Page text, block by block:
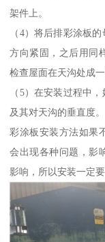
架件上。
（4）将后排彩涂板
方向紧固，之后用同
检查屋面在天沟处成
（5）在安装过程中
及其对天沟的垂直度。
彩涂板安装方法如果
会出现各种问题，影
影响，所以安装一定